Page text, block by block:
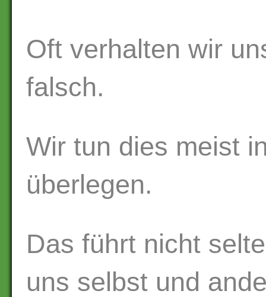
Oft verhalten wir
falsch.
Wir tun dies meist
überlegen.
Das führt nicht
uns selbst und